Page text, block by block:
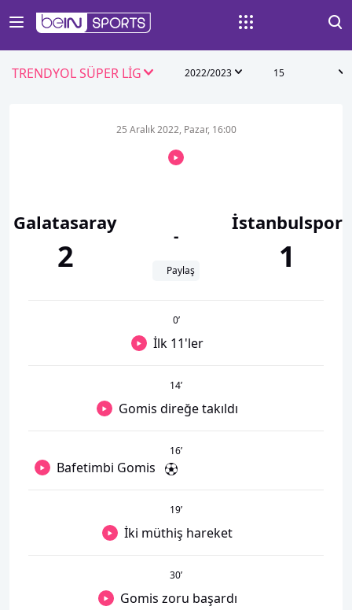
TRENDYOL SÜPER LİG 2022/2023 15
Galatasaray
2
25 Aralık 2022, Pazar, 16:00
-
Paylaş
İstanbulspor
1
0’
İlk 11'ler
14’
Gomis direğe takıldı
16’
Bafetimbi Gomis
19’
İki müthiş hareket
30’
Gomis zoru başardı